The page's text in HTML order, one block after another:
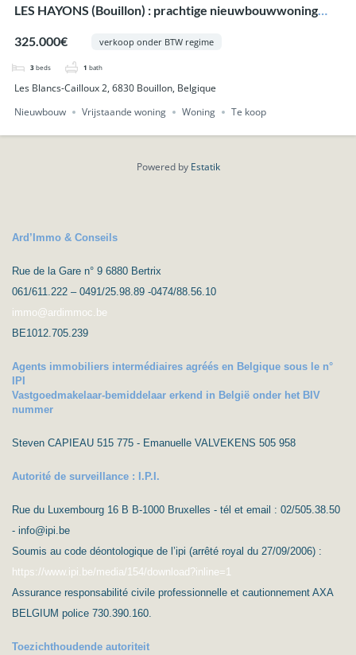
LES HAYONS (Bouillon) : prachtige nieuwbouwwoning
325.000€
verkoop onder BTW regime
3 beds 1 bath
Les Blancs-Cailloux 2, 6830 Bouillon, Belgique
Nieuwbouw
Vrijstaande woning Woning Te koop
Powered by Estatik
Ard’Immo & Conseils
Rue de la Gare n° 9 6880 Bertrix
061/611.222 – 0491/25.98.89 -0474/88.56.10
immo@ardimmoc.be
BE1012.705.239
Agents immobiliers intermédiaires agréés en Belgique sous le n°
IPI
Vastgoedmakelaar-bemiddelaar erkend in België onder het BIV
nummer
Steven CAPIEAU 515 775 - Emanuelle VALVEKENS 505 958
Autorité de surveillance : I.P.I.
Rue du Luxembourg 16 B B-1000 Bruxelles - tél et email : 02/505.38.50
- info@ipi.be
Soumis au code déontologique de l’ipi (arrêté royal du 27/09/2006) :
https://www.ipi.be/media/154/download?inline=1
Assurance responsabilité civile professionnelle et cautionnement AXA
BELGIUM police 730.390.160.
Toezichthoudende autoriteit